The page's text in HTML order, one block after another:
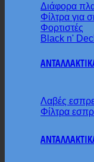
Διάφορα
Φίλτρα για
Φορτιστές
Black n'
Λαβές
Φίλτρα